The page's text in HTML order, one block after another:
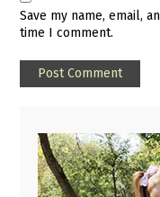
Save my name, email,
time I comment.